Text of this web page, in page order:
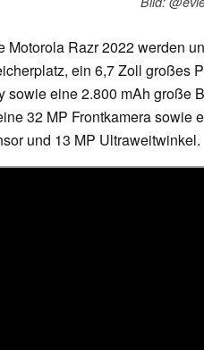
Motorola Razr 2022 werden
ein 6,7 Zoll großes
sowie eine 2.800 mAh große
32 MP Frontkamera sowie
und 13 MP Ultraweitwinkel.